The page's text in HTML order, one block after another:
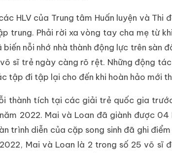
HLV của Trung tâm Huấn luyện và Thi
trung. Phải rời xa vòng tay cha mẹ từ
nỗi nhớ nhà thành động lực trên sàn
sĩ trẻ ngày càng rõ rệt. Những động
tập đi tập lại cho đến khi hoàn hảo mới
thành tích tại các giải trẻ quốc gia
2022. Mai và Loan đã giành được 04
trình diễn của cặp song sinh đã ghi
Mai và Loan là 2 trong số 25 võ sĩ